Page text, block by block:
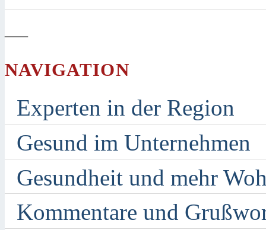
—
NAVIGATION
Experten in der Region
Gesund im Unternehmen
Gesundheit und mehr
Kommentare und